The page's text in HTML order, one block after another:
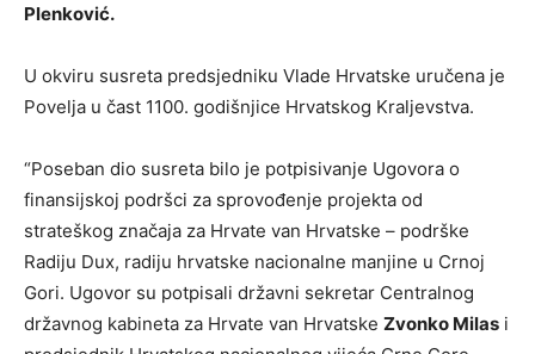
Plenković.
U okviru susreta predsjedniku Vlade Hrvatske uručena je
Povelja u čast 1100. godišnjice Hrvatskog Kraljevstva.
“Poseban dio susreta bilo je potpisivanje Ugovora o
finansijskoj podršci za sprovođenje projekta od
strateškog značaja za Hrvate van Hrvatske – podrške
Radiju Dux, radiju hrvatske nacionalne manjine u Crnoj
Gori. Ugovor su potpisali državni sekretar Centralnog
državnog kabineta za Hrvate van Hrvatske Zvonko Milas i